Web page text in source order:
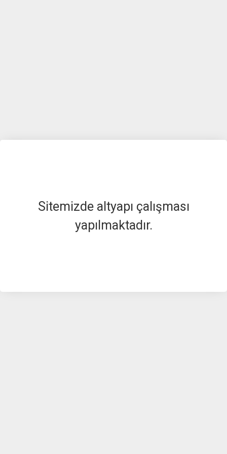
Sitemizde altyapı çalışması
yapılmaktadır.